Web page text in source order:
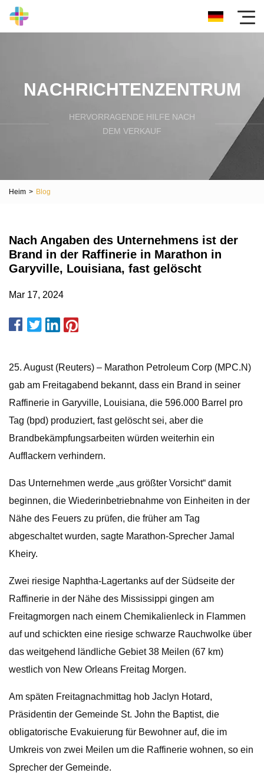
NACHRICHTENZENTRUM
HERVORRAGENDE HILFE NACH
DEM VERKAUF
Heim > Blog
Nach Angaben des Unternehmens ist der
Brand in der Raffinerie in Marathon in
Garyville, Louisiana, fast gelöscht
Mar 17, 2024
25. August (Reuters) – Marathon Petroleum Corp (MPC.N)
gab am Freitagabend bekannt, dass ein Brand in seiner
Raffinerie in Garyville, Louisiana, die 596.000 Barrel pro
Tag (bpd) produziert, fast gelöscht sei, aber die
Brandbekämpfungsarbeiten würden weiterhin ein
Aufflackern verhindern.
Das Unternehmen werde „aus größter Vorsicht“ damit
beginnen, die Wiederinbetriebnahme von Einheiten in der
Nähe des Feuers zu prüfen, die früher am Tag
abgeschaltet wurden, sagte Marathon-Sprecher Jamal
Kheiry.
Zwei riesige Naphtha-Lagertanks auf der Südseite der
Raffinerie in der Nähe des Mississippi gingen am
Freitagmorgen nach einem Chemikalienleck in Flammen
auf und schickten eine riesige schwarze Rauchwolke über
das weitgehend ländliche Gebiet 38 Meilen (67 km)
westlich von New Orleans Freitag Morgen.
Am späten Freitagnachmittag hob Jaclyn Hotard,
Präsidentin der Gemeinde St. John the Baptist, die
obligatorische Evakuierung für Bewohner auf, die im
Umkreis von zwei Meilen um die Raffinerie wohnen, so ein
Sprecher der Gemeinde.